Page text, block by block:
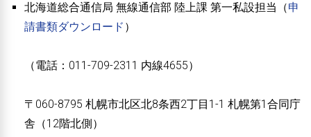
北海道総合通信局 無線通信部 陸上課 第一私設担当（申
請書類ダウンロード ）
（電話：011-709-2311 内線4655）
〒060-8795 札幌市北区北8条西2丁目1-1 札幌第1合同庁
舎（12階北側）